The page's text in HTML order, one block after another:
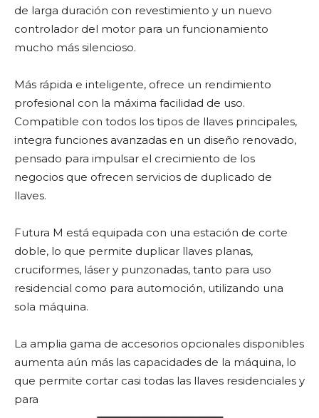
de larga duración con revestimiento y un nuevo
controlador del motor para un funcionamiento
mucho más silencioso.
Más rápida e inteligente, ofrece un rendimiento
profesional con la máxima facilidad de uso.
Compatible con todos los tipos de llaves principales,
integra funciones avanzadas en un diseño renovado,
pensado para impulsar el crecimiento de los
negocios que ofrecen servicios de duplicado de
llaves.
Futura M está equipada con una estación de corte
doble, lo que permite duplicar llaves planas,
cruciformes, láser y punzonadas, tanto para uso
residencial como para automoción, utilizando una
sola máquina.
La amplia gama de accesorios opcionales disponibles
aumenta aún más las capacida­des de la máquina, lo
que permite cortar casi todas las llaves residenciales y
para